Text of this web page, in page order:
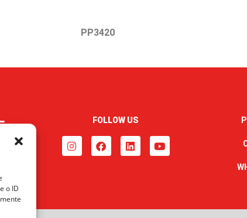
o ID
PP3420
FOLLOW US